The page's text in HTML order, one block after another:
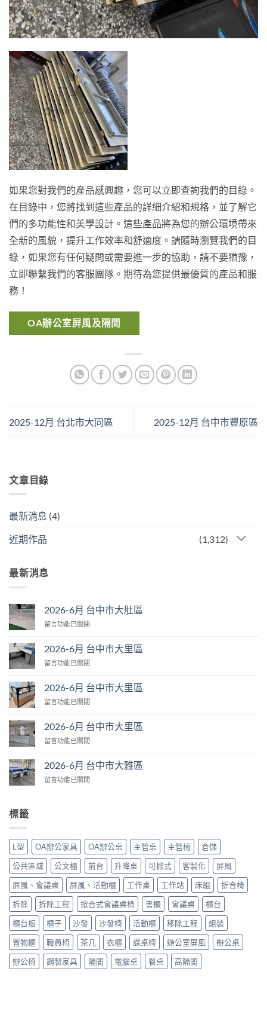
文章目錄
最新消息 (4)
近期作品 (1,312)
最新消息
2026-6月 台中市大肚區
在
月
台
市
肚
中
留言功能已關閉
2026-6月 台中市大里區
在
月
台
市
里
中
留言功能已關閉
2026-6月 台中市大里區
在
月
台
市
里
留言功能已關閉
2026-6月 台中市大里區
在
月
台
中
留言功能已關閉
2026-6月 台中市大雅區
在
市
大
雅
區〉
中
留言功能已關閉
標籤
L型 OA辦公家具 OA辦公桌 主管桌 主管椅
倉儲
公共區域
公文櫃 前台 升降桌 可掀式 客製化
屏風
屏風、會議桌
屏風、活動櫃 工作桌 工作站 床組
折合椅
拆除
拆除工程 掀合式會議桌椅 書櫃 會議桌
櫃台
櫃台板
櫃子 沙發 沙發椅 活動櫃 移除工程
組裝
置物櫃
職員椅 茶几 衣櫃 課桌椅 辦公室屏風
辦公桌
辦公椅
鋼製家具 隔間 電腦桌 餐桌 高隔間
如果您對我們的產品感興趣，您可以立即查詢我們的目錄。
在目錄中，您將找到這些產品的詳細介紹和規格，並了解它
們的多功能性和美學設計。這些產品將為您的辦公環境帶來
全新的風貌，提升工作效率和舒適度。請隨時瀏覽我們的目
錄，如果您有任何疑問或需要進一步的協助，請不要猶豫，
立即聯繫我們的客服團隊。期待為您提供最優質的產品和服
務！
OA辦公室屏風及隔間
2025-12月 台北市大同區 2025-12月 台中市豐原區